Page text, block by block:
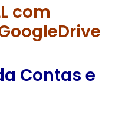
com
Contas e